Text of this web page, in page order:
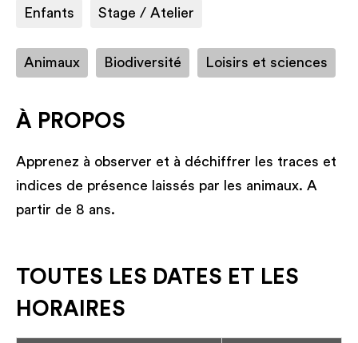
Enfants Stage / Atelier
Animaux Biodiversité Loisirs et sciences
À PROPOS
Apprenez à observer et à déchiffrer les traces et
indices de présence laissés par les animaux. A
partir de 8 ans.
TOUTES LES DATES ET LES
HORAIRES